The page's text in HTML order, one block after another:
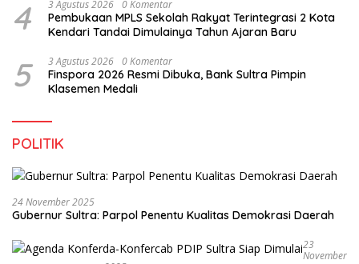
4 3 Agustus 2026 0 Komentar
Pembukaan MPLS Sekolah Rakyat Terintegrasi 2 Kota
Kendari Tandai Dimulainya Tahun Ajaran Baru
5 3 Agustus 2026 0 Komentar
Finspora 2026 Resmi Dibuka, Bank Sultra Pimpin
Klasemen Medali
POLITIK
24 November 2025
Gubernur Sultra: Parpol Penentu Kualitas Demokrasi Daerah
23
November